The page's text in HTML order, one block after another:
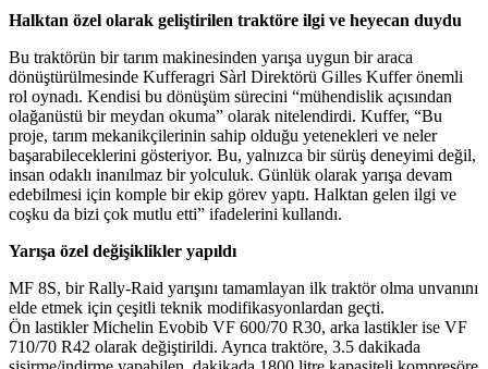
Halktan özel olarak geliştirilen traktöre ilgi ve heyecan duydu
Bu traktörün bir tarım makinesinden yarışa uygun bir araca
dönüştürülmesinde Kufferagri Sàrl Direktörü Gilles Kuffer önemli
rol oynadı. Kendisi bu dönüşüm sürecini “mühendislik açısından
olağanüstü bir meydan okuma” olarak nitelendirdi. Kuffer, “Bu
proje, tarım mekanikçilerinin sahip olduğu yetenekleri ve neler
başarabileceklerini gösteriyor. Bu, yalnızca bir sürüş deneyimi değil,
insan odaklı inanılmaz bir yolculuk. Günlük olarak yarışa devam
edebilmesi için komple bir ekip görev yaptı. Halktan gelen ilgi ve
coşku da bizi çok mutlu etti” ifadelerini kullandı.
Yarışa özel değişiklikler yapıldı
MF 8S, bir Rally-Raid yarışını tamamlayan ilk traktör olma unvanını
elde etmek için çeşitli teknik modifikasyonlardan geçti.
Ön lastikler Michelin Evobib VF 600/70 R30, arka lastikler ise VF
710/70 R42 olarak değiştirildi. Ayrıca traktöre, 3.5 dakikada